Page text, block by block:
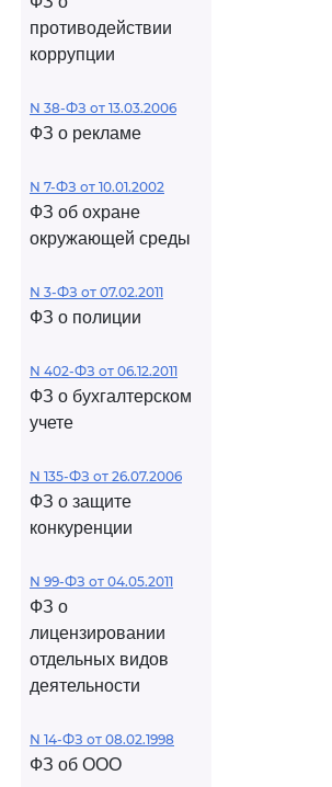
противодействии
коррупции
N 38-ФЗ от 13.03.2006
ФЗ о рекламе
N 7-ФЗ от 10.01.2002
ФЗ об охране
окружающей среды
N 3-ФЗ от 07.02.2011
ФЗ о полиции
N 402-ФЗ от 06.12.2011
ФЗ о бухгалтерском
учете
N 135-ФЗ от 26.07.2006
ФЗ о защите
конкуренции
N 99-ФЗ от 04.05.2011
ФЗ о
лицензировании
отдельных видов
деятельности
N 14-ФЗ от 08.02.1998
ФЗ об ООО